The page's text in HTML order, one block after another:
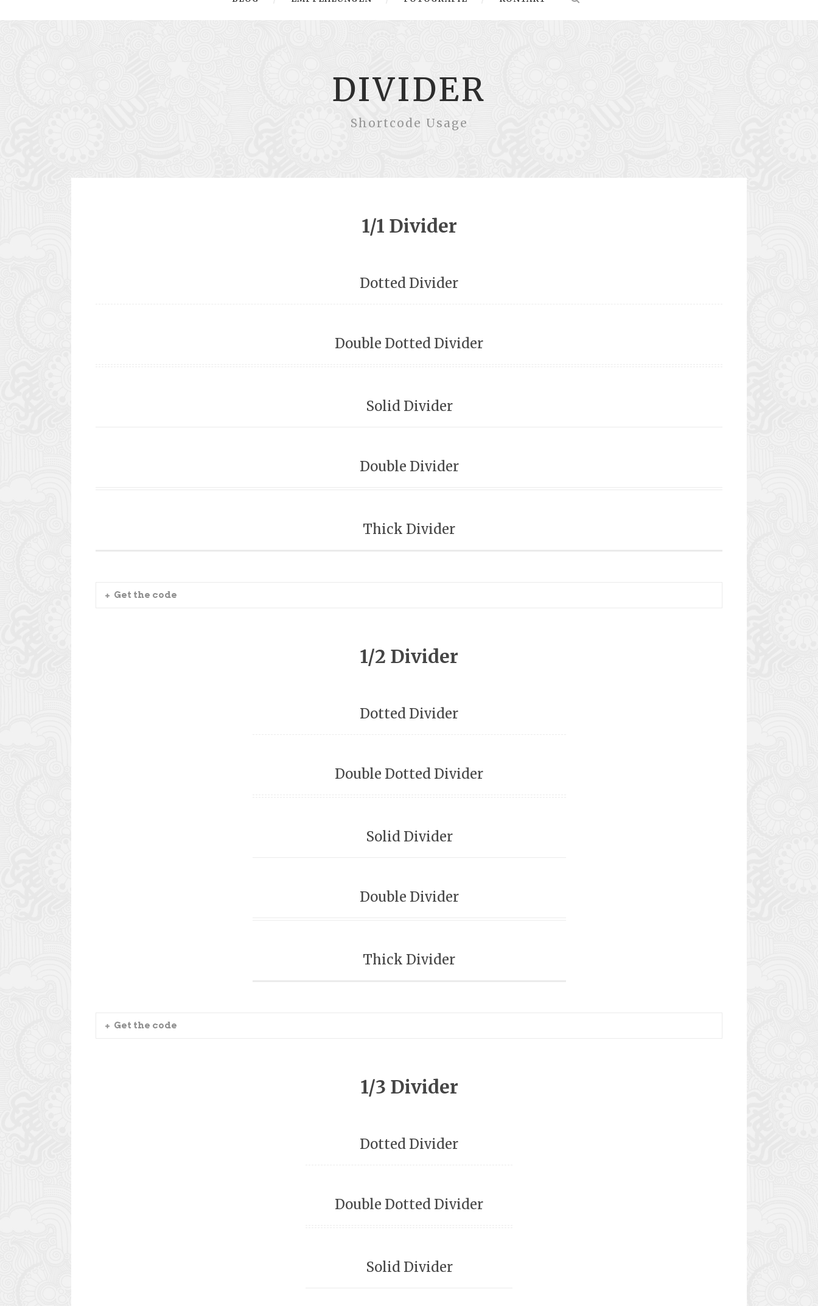
DIVIDER
Shortcode Usage
1/1 Divider
Dotted Divider
Double Dotted Divider
Solid Divider
Double Divider
Thick Divider
Get the code
1/2 Divider
Dotted Divider
Double Dotted Divider
Solid Divider
Double Divider
Thick Divider
Get the code
1/3 Divider
Dotted Divider
Double Dotted Divider
Solid Divider